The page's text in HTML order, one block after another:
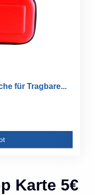
für Tragbare...
Karte 5€